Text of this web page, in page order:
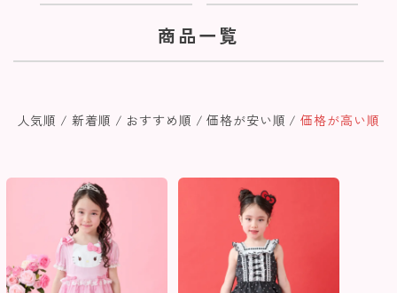
商品一覧
人気順 新着順 おすすめ順 価格が安い順 価格が高い順